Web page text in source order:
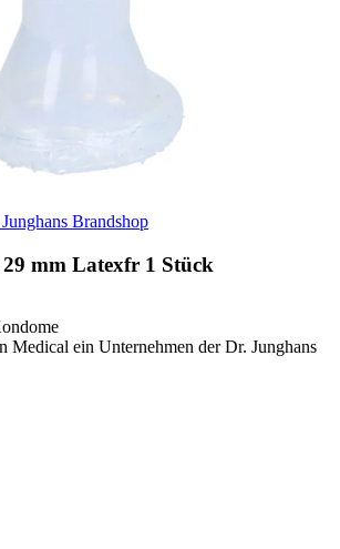
Brandshop
mm Latexfr 1 Stück
Medical ein Unternehmen der Dr. Junghans